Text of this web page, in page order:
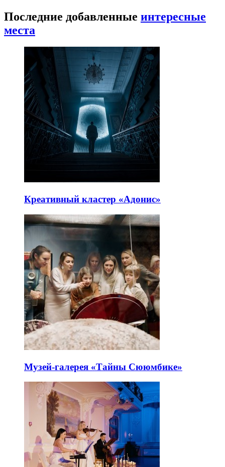
Последние добавленные интересные
места
Креативный кластер «Адонис»
Музей-галерея «Тайны Сююмбике»